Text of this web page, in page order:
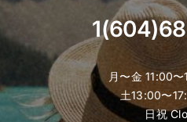
月〜金 11:00
土13:00〜
日祝